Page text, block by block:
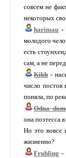
совсем не
некоторых
harimau -
молодого
есть
сам, а не
Kikh -
число постов
поняла, по
она поэтесса
Но это вовсе
жизненно?
Fruhling -